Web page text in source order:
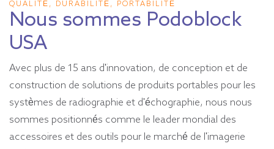
QUALITÉ, DURABILITÉ, PORTABILITÉ
Nous sommes Podoblock
USA
Avec plus de 15 ans d'innovation, de conception et de
construction de solutions de produits portables pour les
systèmes de radiographie et d'échographie, nous nous
sommes positionnés comme le leader mondial des
accessoires et des outils pour le marché de l'imagerie